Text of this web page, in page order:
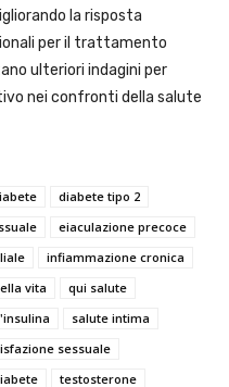
la risposta
per il trattamento
ulteriori indagini per
nei confronti della salute
diabete tipo 2
eiaculazione precoce
infiammazione cronica
vita
qui salute
salute intima
sessuale
testosterone